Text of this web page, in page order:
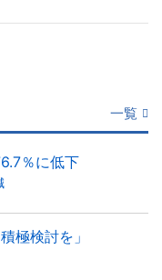
一覧
％に低下
極検討を」